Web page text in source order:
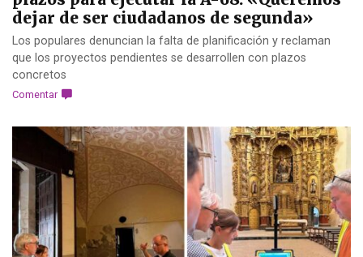
dejar de ser ciudadanos de segunda»
Los populares denuncian la falta de planificación y reclaman
que los proyectos pendientes se desarrollen con plazos
concretos
Comentar